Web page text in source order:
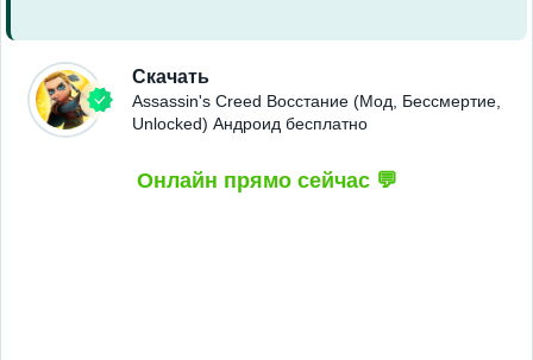
Скачать
Assassin's Creed Восстание (Мод, Бессмертие,
Unlocked) Андроид бесплатно
Онлайн прямо сейчас 💬